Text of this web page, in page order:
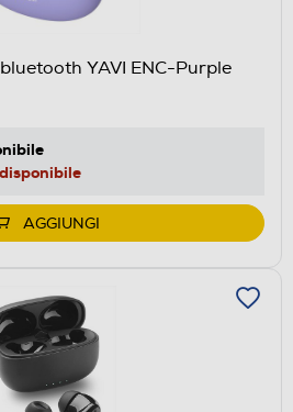
YAVI ENC-Purple
AGGIUNGI